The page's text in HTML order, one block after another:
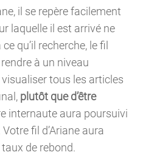
il se repère facilement
laquelle il est arrivé ne
qu’il recherche, le fil
à un niveau
tous les articles
plutôt que d’être
internaute aura poursuivi
fil d’Ariane aura
de rebond.